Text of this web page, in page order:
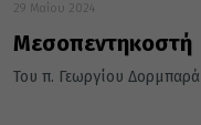
29 Μαΐου 2024
Μεσοπεντηκοστή
Του π. Γεωργίου